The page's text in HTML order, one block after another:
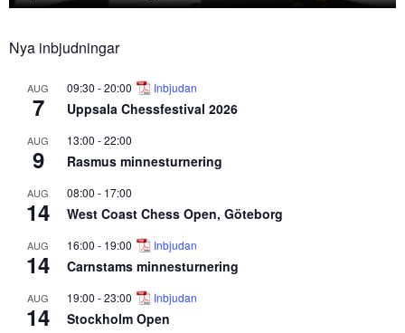
Nya inbjudningar
AUG
7
09:30 -20:00 Inbjudan
Uppsala Chessfestival 2026
AUG
9
13:00 -22:00
Rasmus minnesturnering
AUG
14
08:00 - 17:00
West Coast Chess Open, Göteborg
AUG
14
16:00 - 19:00 Inbjudan
Carnstams minnesturnering
AUG
14
19:00 -23:00 Inbjudan
Stockholm Open